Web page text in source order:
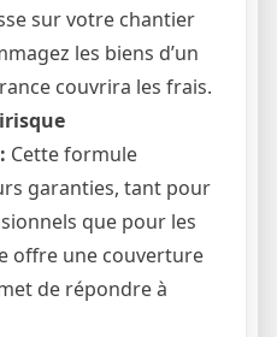
sur votre chantier
les biens d’un
couvrira les frais.
Cette formule
garanties, tant pour
que pour les
offre une couverture
de répondre à